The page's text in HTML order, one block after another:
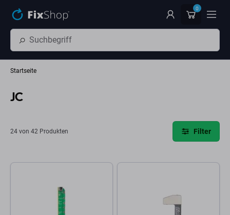
0
Startseite
JC
24 von 42 Produkten Filter